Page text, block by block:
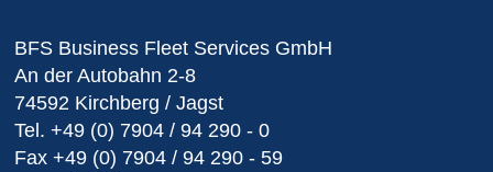
BFS Business Fleet Services GmbH
An der Autobahn 2-8
74592 Kirchberg / Jagst
Tel. +49 (0) 7904 / 94 290 - 0
Fax +49 (0) 7904 / 94 290 - 59